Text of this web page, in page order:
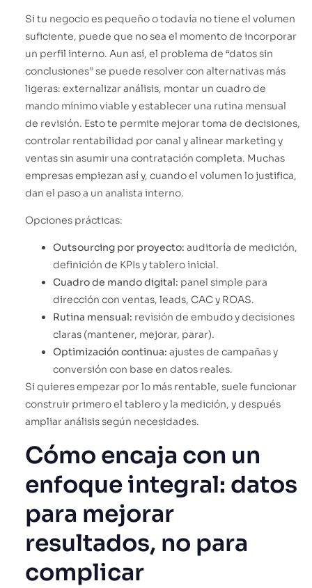
Si tu negocio es pequeño o todavía no tiene el volumen
suficiente, puede que no sea el momento de incorporar
un perfil interno. Aun así, el problema de “datos sin
conclusiones” se puede resolver con alternativas más
ligeras: externalizar análisis, montar un cuadro de
mando mínimo viable y establecer una rutina mensual
de revisión. Esto te permite mejorar toma de decisiones,
controlar rentabilidad por canal y alinear marketing y
ventas sin asumir una contratación completa. Muchas
empresas empiezan así y, cuando el volumen lo justifica,
dan el paso a un analista interno.
Opciones prácticas:
Outsourcing por proyecto: auditoría de medición,
definición de KPIs y tablero inicial.
Cuadro de mando digital: panel simple para
dirección con ventas, leads, CAC y ROAS.
Rutina mensual: revisión de embudo y decisiones
claras (mantener, mejorar, parar).
Optimización continua: ajustes de campañas y
conversión con base en datos reales.
Si quieres empezar por lo más rentable, suele funcionar
construir primero el tablero y la medición, y después
ampliar análisis según necesidades.
Cómo encaja con un
enfoque integral: datos
para mejorar
resultados, no para
complicar